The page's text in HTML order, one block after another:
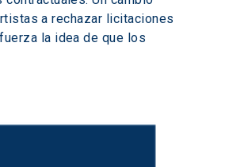
a rechazar licitaciones
la idea de que los